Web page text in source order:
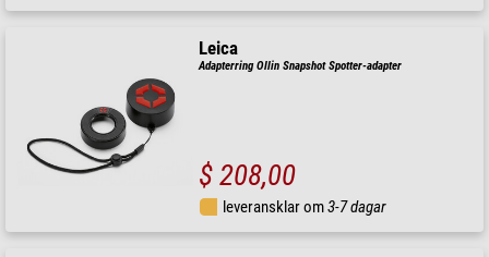
Leica
Adapterring Ollin Snapshot Spotter-adapter
$ 208,00
leveransklar om3-7 dagar